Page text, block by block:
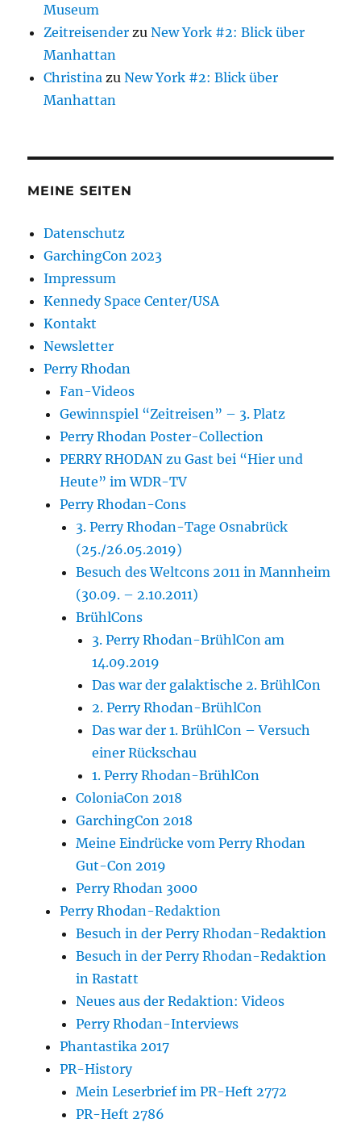
Museum
Zeitreisender zuNew York #2: Blick über
Manhattan
Christina zuNew York #2: Blick über
Manhattan
MEINE SEITEN
Datenschutz
GarchingCon 2023
Impressum
Kennedy Space Center/USA
Kontakt
Newsletter
Perry Rhodan
Fan-Videos
Gewinnspiel “Zeitreisen” – 3. Platz
Perry Rhodan Poster-Collection
PERRY RHODAN zu Gast bei “Hier und
Heute” im WDR-TV
Perry Rhodan-Cons
3. Perry Rhodan-Tage Osnabrück
(25./26.05.2019)
Besuch des Weltcons 2011 in Mannheim
(30.09. – 2.10.2011)
BrühlCons
3. Perry Rhodan-BrühlCon am
14.09.2019
Das war der galaktische 2. BrühlCon
2. Perry Rhodan-BrühlCon
Das war der 1. BrühlCon – Versuch
einer Rückschau
1. Perry Rhodan-BrühlCon
ColoniaCon 2018
GarchingCon 2018
Meine Eindrücke vom Perry Rhodan
Gut-Con 2019
Perry Rhodan 3000
Perry Rhodan-Redaktion
Besuch in der Perry Rhodan-Redaktion
Besuch in der Perry Rhodan-Redaktion
in Rastatt
Neues aus der Redaktion: Videos
Perry Rhodan-Interviews
Phantastika 2017
PR-History
Mein Leserbrief im PR-Heft 2772
PR-Heft 2786